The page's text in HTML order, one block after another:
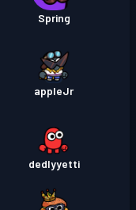
Spring
appleJr
dedlyyetti